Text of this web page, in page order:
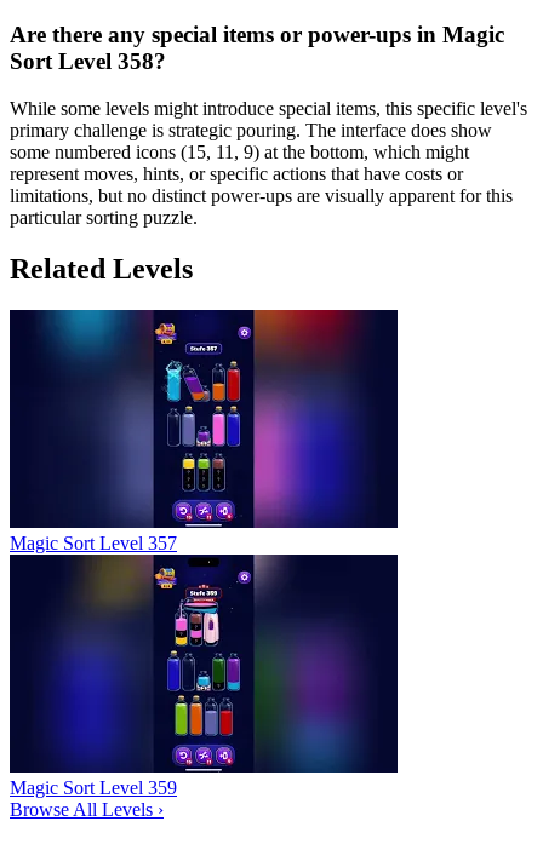
Are there any special items or power-ups in Magic
Sort Level 358?
While some levels might introduce special items, this specific level's
primary challenge is strategic pouring. The interface does show
some numbered icons (15, 11, 9) at the bottom, which might
represent moves, hints, or specific actions that have costs or
limitations, but no distinct power-ups are visually apparent for this
particular sorting puzzle.
Related Levels
Magic Sort Level 357
Magic Sort Level 359
Browse All Levels ›